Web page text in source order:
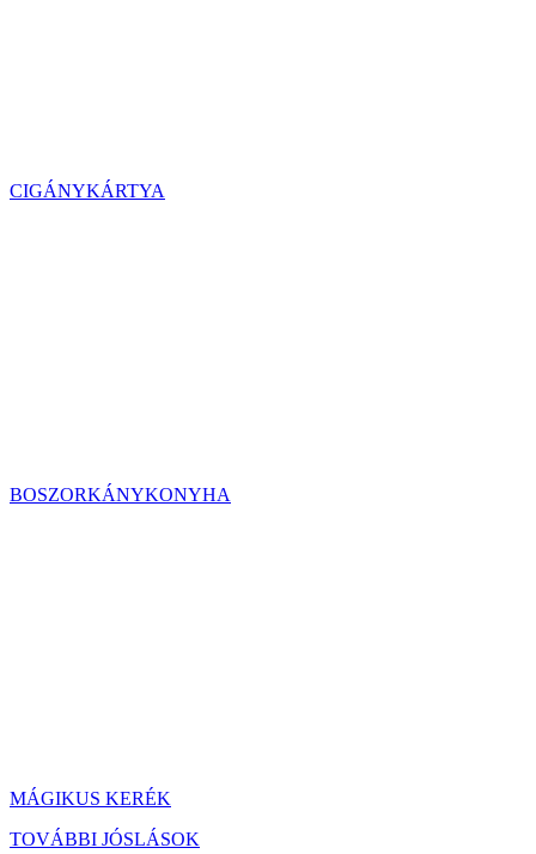
CIGÁNYKÁRTYA
BOSZORKÁNYKONYHA
MÁGIKUS KERÉK
TOVÁBBI JÓSLÁSOK